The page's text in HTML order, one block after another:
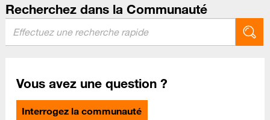
Recherchez dans la Communauté
Vous avez une question ?
Interrogez la communauté